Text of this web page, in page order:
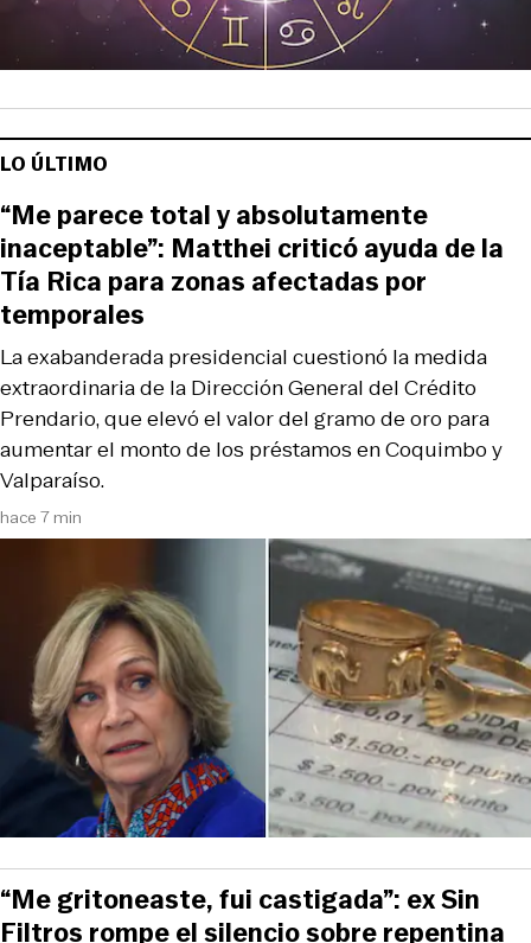
LO ÚLTIMO
hace 7 min
La exabanderada presidencial cuestionó la medida
extraordinaria de la Dirección General del Crédito
Prendario, que elevó el valor del gramo de oro para
aumentar el monto de los préstamos en Coquimbo y
Valparaíso.
“Me parece total y absolutamente
inaceptable”: Matthei criticó ayuda de la
Tía Rica para zonas afectadas por
temporales
“Me gritoneaste, fui castigada”: ex Sin
Filtros rompe el silencio sobre repentina